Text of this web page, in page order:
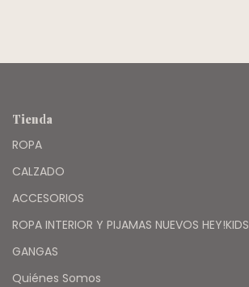
Tienda
ROPA
CALZADO
ACCESORIOS
ROPA INTERIOR Y PIJAMAS NUEVOS HEY!KIDS
GANGAS
Quiénes Somos